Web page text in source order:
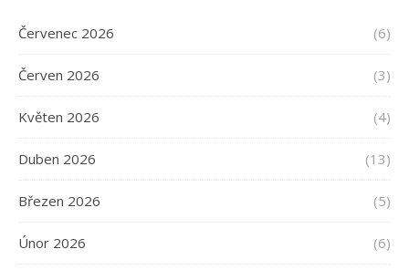
Červenec 2026 (6)
Červen 2026 (3)
Květen 2026 (4)
Duben 2026 (13)
Březen 2026 (5)
Únor 2026 (6)